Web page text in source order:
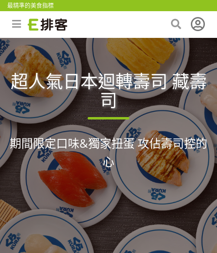
最精準的美食指標
超人氣日本迴轉壽司 藏壽
司
期間限定口味&獨家扭蛋 攻佔壽司控的
心